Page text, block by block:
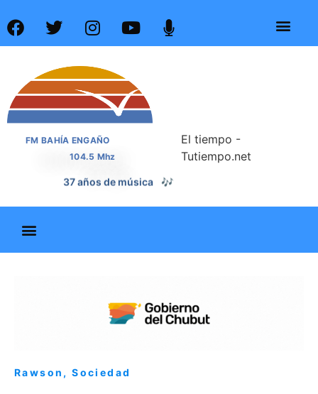
FM BAHÍA ENGAÑO
104.5 Mhz
37 años de noticias 📰
El tiempo -
Tutiempo.net
Rawson ,Sociedad